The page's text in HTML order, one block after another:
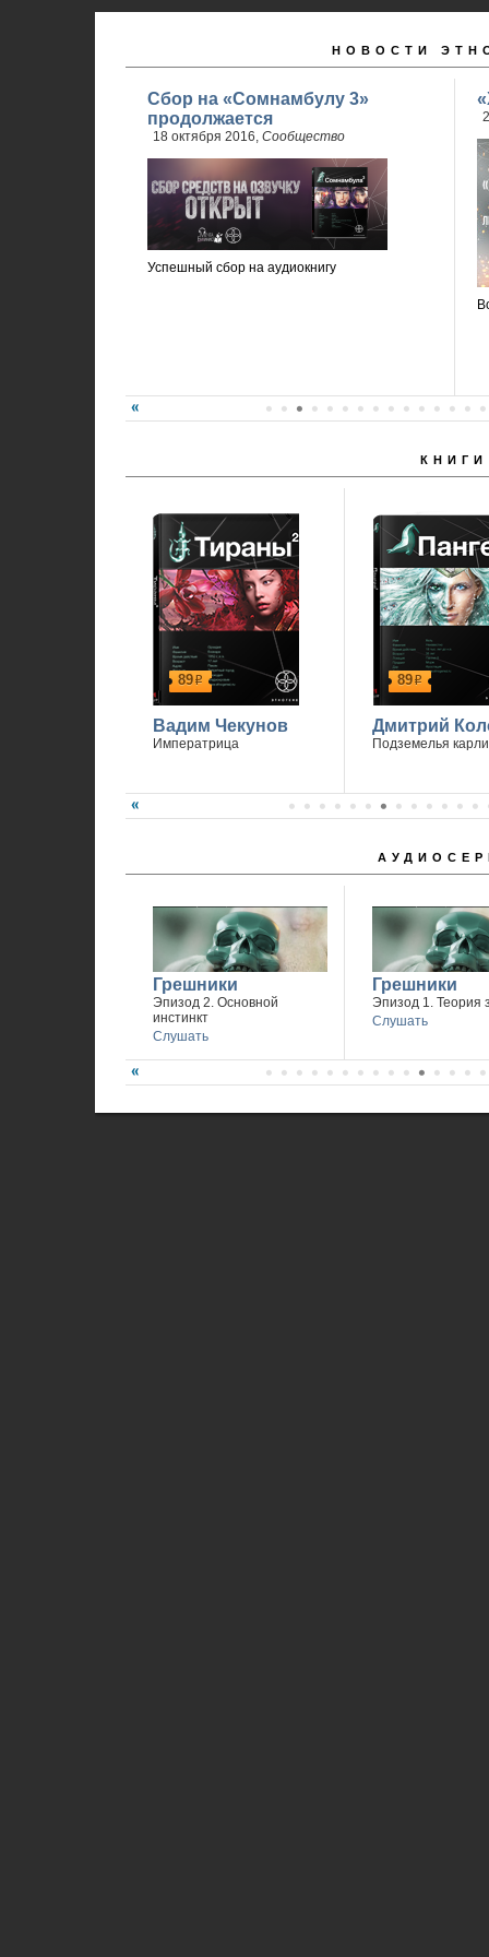
НОВОСТИ
Сбор на «Сомнамбулу 3»
продолжается
18 октября 2016, Сообщество
Успешный сбор на аудиокнигу
КНИГИ
89р
Вадим Чекунов
Императрица
89р
Дмитрий
Подземелья
Грешники
Эпизод 2. Основной
инстинкт
Слушать
Грешники
Эпизод 1. Теория
Слушать